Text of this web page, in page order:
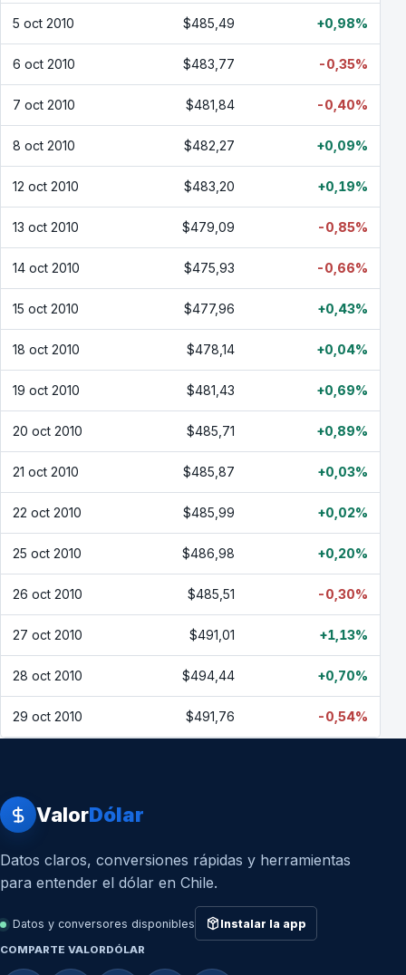
5 oct 2010 $485,49 +0,98%
6 oct 2010 $483,77 -0,35%
7 oct 2010 $481,84 -0,40%
8 oct 2010 $482,27 +0,09%
12 oct 2010 $483,20 +0,19%
13 oct 2010 $479,09 -0,85%
14 oct 2010 $475,93 -0,66%
15 oct 2010 $477,96 +0,43%
18 oct 2010 $478,14 +0,04%
19 oct 2010 $481,43 +0,69%
20 oct 2010 $485,71 +0,89%
21 oct 2010 $485,87 +0,03%
22 oct 2010 $485,99 +0,02%
25 oct 2010 $486,98 +0,20%
26 oct 2010 $485,51 -0,30%
27 oct 2010 $491,01 +1,13%
28 oct 2010 $494,44 +0,70%
29 oct 2010 $491,76 -0,54%
ValorDólar
Datos claros, conversiones rápidas y herramientas
para entender el dólar en Chile.
Datos y conversores disponibles Instalar la app
COMPARTE VALORDÓLAR